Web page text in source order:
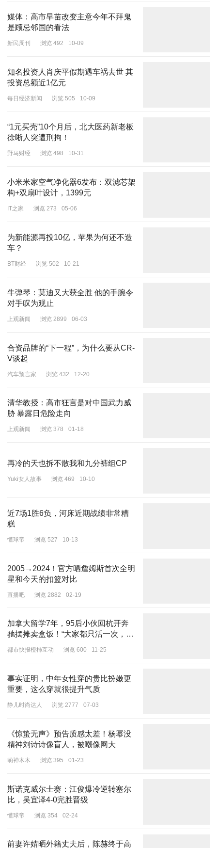
在许多老清华人记忆里，这座落成于1919年9月的建筑，名为科学
馆。而对杨振宁来说，这里更是他的父亲——我国首位代数学博士、
清华大学高等研究院（科学馆）全景，杨振宁的办公室位于二楼，这
里也是他父亲杨武之曾工作的地方。封面新闻记者粟裕摄影
办公室，肯定不止一次念起同在一栋楼治学，却跨越了时空的父亲。
关于这栋楼和父亲，杨振宁曾在文章中留下自己的童年记忆——“父
很少遇见行人，春夏秋冬的景色虽不同，幽静的气氛却一样。童年的
处最亲近的时刻……”
亲手写的诗集，办公室里也始终挂着清华园的照片。
清华大学高等研究院悬挂杨振宁获感动中国年度人物事迹介绍。封面
新闻记者粟裕摄影
如果泉下有知，久别的父子会如何重逢？杨振宁或许会对父亲
说，“‘有生应记国恩隆’的家训，我未曾忘记！”
媒体：高市早苗改变主意今年不拜鬼
是顾忌邻国的看法
新民周刊 浏览 492 10-09
知名投资人肖庆平假期遇车祸去世 其
投资总额近1亿元
每日经济新闻 浏览 505 10-09
“1元买壳”10个月后，北大医药新老板
徐晰人突遭刑拘！
野马财经 浏览 498 10-31
小米米家空气净化器6发布：双滤芯架
构+双扇叶设计，1399元
IT之家 浏览 273 05-06
为新能源再投10亿，苹果为何还不造
车？
BT财经 浏览 502 10-21
牛弹琴：莫迪又大获全胜 他的手腕令
对手叹为观止
上观新闻 浏览 2899 06-03
合资品牌的“下一程”，为什么要从CR-
V谈起
汽车预言家 浏览 432 12-20
清华教授：高市狂言是对中国武力威
胁 暴露日危险走向
上观新闻 浏览 378 01-18
再冷的天也拆不散我和九分裤组CP
Yuki女人故事 浏览 469 10-10
近7场1胜6负，河床近期战绩非常糟
糕
懂球帝 浏览 527 10-13
2005→2024！官方晒詹姆斯首次全明
星和今天的扣篮对比
直播吧 浏览 2882 02-19
加拿大留学7年，95后小伙回杭开奔
驰摆摊卖盒饭！“大家都只活一次，重
都市快报橙柿互动 浏览 600 11-25
事实证明，中年女性穿的贵比扮嫩更
重要，这么穿就很提升气质
静儿时尚达人 浏览 2777 07-03
《惊蛰无声》预告质感太差！杨幂没
精神刘诗诗像盲人，被嘲像网大
萌神木木 浏览 395 01-23
斯诺克威尔士赛：江俊爆冷逆转塞尔
比，吴宜泽4-0完胜晋级
懂球帝 浏览 354 02-24
前妻许婧晒外籍丈夫后，陈赫终于高